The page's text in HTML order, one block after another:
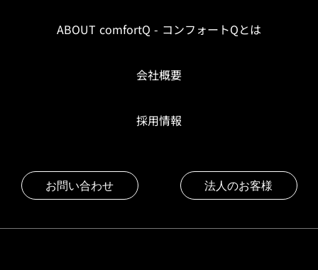
ABOUT comfortQ - コンフォートQとは
会社概要
採用情報
お問い合わせ 法人のお客様